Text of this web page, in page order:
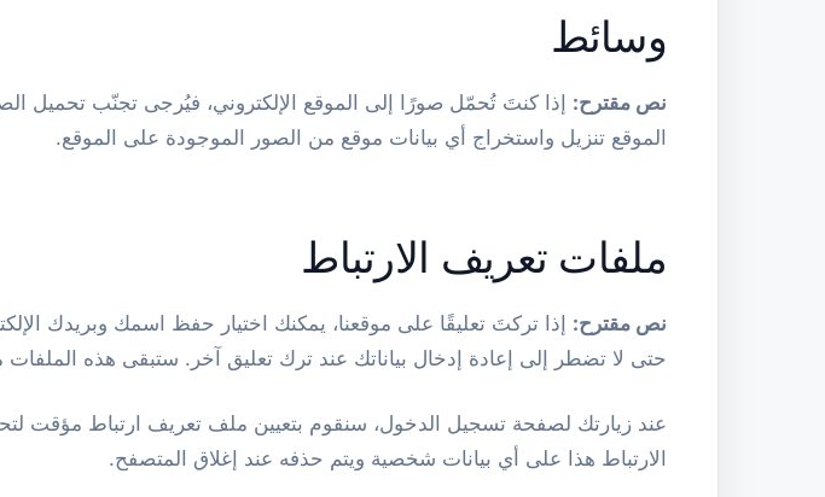
وسائط
نص مقترح:
الموقع تنزيل واستخراج أي بيانات موقع من الصور الموجودة على الموقع.
ملفات تعريف الارتباط
نص مقترح: إذا تركتَ تعليقًا على موقعنا، يمكنك اختيار حفظ اسمك وبريدك
حتى لا تضطر إلى إعادة إدخال بياناتك عند ترك تعليق آخر. ستبقى هذه
عند زيارتك لصفحة تسجيل الدخول، سنقوم بتعيين ملف تعريف ارتباط مؤقت
الارتباط هذا على أي بيانات شخصية ويتم حذفه عند إغلاق المتصفح.